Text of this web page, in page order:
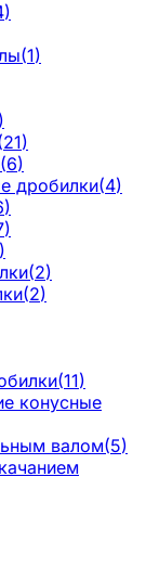
)
(1)
)
21)
(6)
дробилки(4)
)
)
)
(2)
(2)
(11)
конусные
валом(5)